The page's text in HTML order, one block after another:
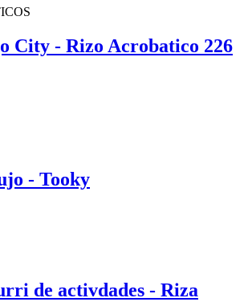
City - Rizo Acrobatico 226
- Tooky
de activdades - Riza